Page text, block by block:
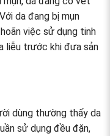
da đang bị mụn
việc sử dụng tinh
liễu trước khi đưa sản
dùng thường thấy da
sử dụng đều đặn,